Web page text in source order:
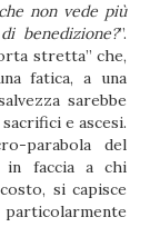
non vede più
benedizione?”.
stretta” che,
fatica, a una
sarebbe
e ascesi.
parabola del
in faccia a chi
si capisce